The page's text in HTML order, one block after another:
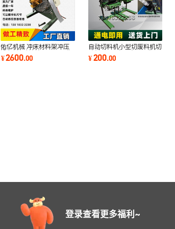
佑亿机械 冲床材料架冲压
设备料架材料架MT200收
卷架开卷架电动
¥2600.00
自动切料机小型切废料机切
碎料380V电压来回运作切
金属切塑料剪切
¥200.00
登录查看更多福利~